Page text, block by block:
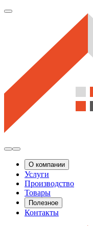
О компании
Услуги
Производство
Товары
Полезное
Контакты